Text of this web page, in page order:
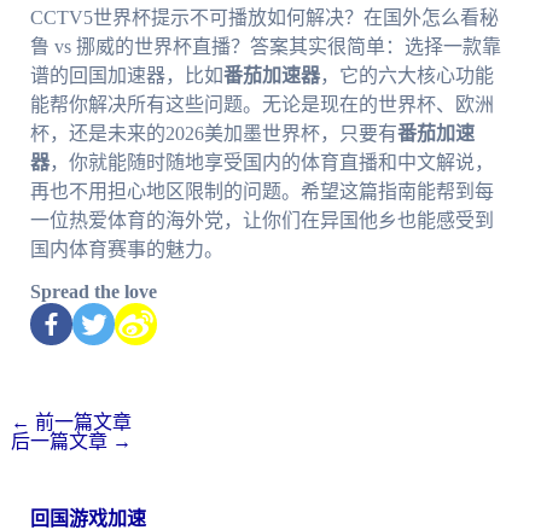
CCTV5世界杯提示不可播放如何解决？在国外怎么看秘
鲁 vs 挪威的世界杯直播？答案其实很简单：选择一款靠
谱的回国加速器，比如番茄加速器，它的六大核心功能
能帮你解决所有这些问题。无论是现在的世界杯、欧洲
杯，还是未来的2026美加墨世界杯，只要有番茄加速
器，你就能随时随地享受国内的体育直播和中文解说，
再也不用担心地区限制的问题。希望这篇指南能帮到每
一位热爱体育的海外党，让你们在异国他乡也能感受到
国内体育赛事的魅力。
Spread the love
← 前一篇文章
后一篇文章 →
回国游戏加速